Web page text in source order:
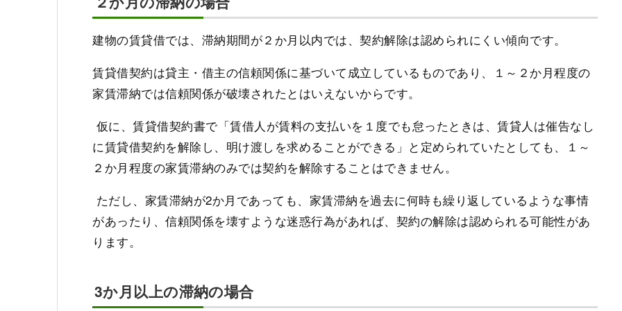
建物の賃貸借では、滞納期間が２か月以内では、契約解除は認められにくい傾向です。
賃貸借契約は貸主・借主の信頼関係に基づいて成立しているものであり、１～２か月程度の
家賃滞納では信頼関係が破壊されたとはいえないからです。
仮に、賃貸借契約書で「賃借人が賃料の支払いを１度でも怠ったときは、賃貸人は催告なし
に賃貸借契約を解除し、明け渡しを求めることができる」と定められていたとしても、１～
２か月程度の家賃滞納のみでは契約を解除することはできません。
ただし、家賃滞納が2か月であっても、家賃滞納を過去に何時も繰り返しているような事情
があったり、信頼関係を壊すような迷惑行為があれば、契約の解除は認められる可能性があ
ります。
3か月以上の滞納の場合